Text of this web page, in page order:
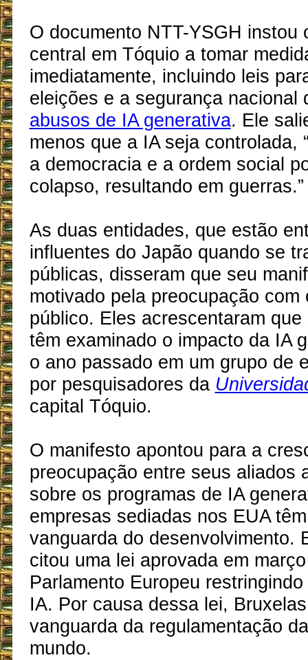
O documento NTT-YSGH instou
central em Tóquio a tomar
imediatamente, incluindo leis
eleições e a segurança nacional
abusos de IA generativa. Ele
menos que a IA seja controlada,
a democracia e a ordem social
colapso, resultando em guerras.”
As duas entidades, que estão
influentes do Japão quando se
públicas, disseram que seu
motivado pela preocupação com
público. Eles acrescentaram
têm examinado o impacto da IA
o ano passado em um grupo de
por pesquisadores da
capital Tóquio.
O manifesto apontou para a
preocupação entre seus aliados
sobre os programas de IA
empresas sediadas nos EUA
vanguarda do desenvolvimento.
citou uma lei aprovada em
Parlamento Europeu
IA. Por causa dessa lei,
vanguarda da regulamentação
mundo.